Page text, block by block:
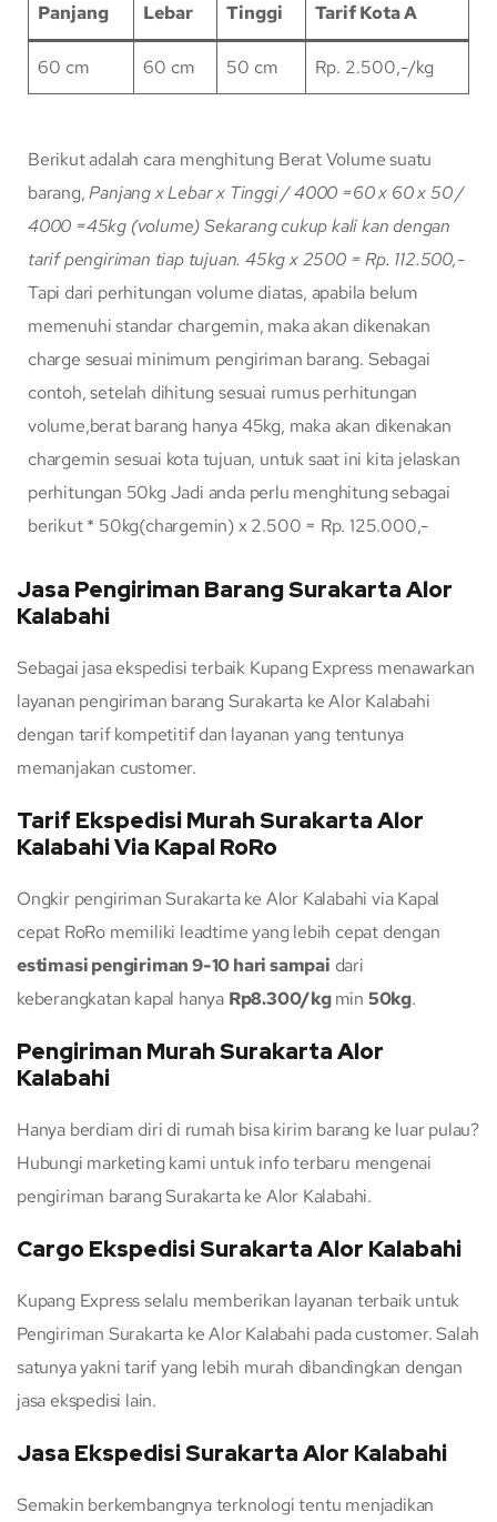
Panjang Lebar Tinggi Tarif Kota A
60 cm 60 cm 50 cm Rp. 2.500,-/kg
Berikut adalah cara menghitung Berat Volume suatu
barang,Panjang x Lebar x Tinggi / 4000 =60 x 60 x 50 /
4000 =45kg (volume)Sekarang cukup kali kan dengan
tarif pengiriman tiap tujuan. 45kg x 2500 = Rp. 112.500,-
Tapi dari perhitungan volume diatas, apabila belum
memenuhi standar chargemin, maka akan dikenakan
charge sesuai minimum pengiriman barang. Sebagai
contoh, setelah dihitung sesuai rumus perhitungan
volume,berat barang hanya 45kg, maka akan dikenakan
chargemin sesuai kota tujuan, untuk saat ini kita jelaskan
perhitungan 50kg Jadi anda perlu menghitung sebagai
berikut * 50kg(chargemin) x 2.500 = Rp. 125.000,-
Jasa Pengiriman Barang Surakarta Alor
Kalabahi
Sebagai jasa ekspedisi terbaik Kupang Express menawarkan
layanan pengiriman barang Surakarta ke Alor Kalabahi
dengan tarif kompetitif dan layanan yang tentunya
memanjakan customer.
Tarif Ekspedisi Murah Surakarta Alor
Kalabahi Via Kapal RoRo
Ongkir pengiriman Surakarta ke Alor Kalabahi via Kapal
cepat RoRo memiliki leadtime yang lebih cepat dengan
estimasi pengiriman 9-10 hari sampai dari
keberangkatan kapal hanya Rp8.300/kgmin 50kg.
Pengiriman Murah Surakarta Alor
Kalabahi
Hanya berdiam diri di rumah bisa kirim barang ke luar pulau?
Hubungi marketing kami untuk info terbaru mengenai
pengiriman barang Surakarta ke Alor Kalabahi.
Cargo Ekspedisi Surakarta Alor Kalabahi
Kupang Express selalu memberikan layanan terbaik untuk
Pengiriman Surakarta ke Alor Kalabahi pada customer. Salah
satunya yakni tarif yang lebih murah dibandingkan dengan
jasa ekspedisi lain.
Jasa Ekspedisi Surakarta Alor Kalabahi
Semakin berkembangnya terknologi tentu menjadikan